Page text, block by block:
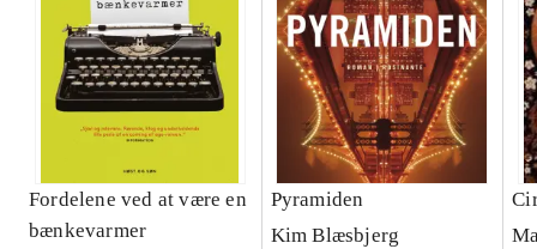
Fordelene ved at være en
bænkevarmer
Pyramiden
Kim Blæsbjerg